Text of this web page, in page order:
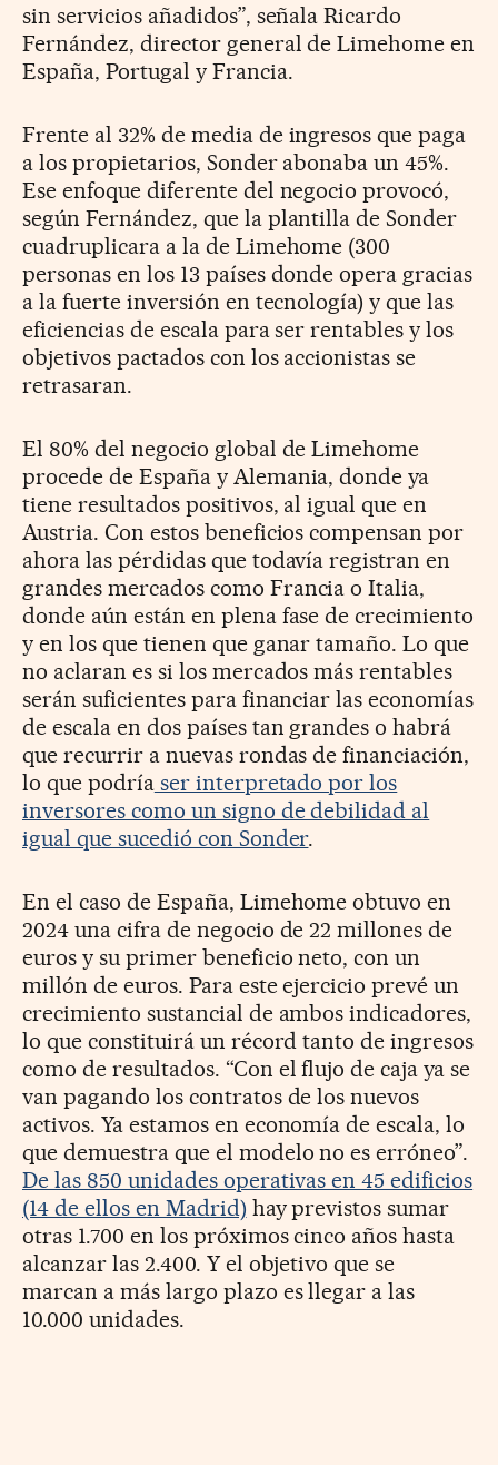
sin servicios añadidos”, señala Ricardo
Fernández, director general de Limehome en
España, Portugal y Francia.
Frente al 32% de media de ingresos que paga
a los propietarios, Sonder abonaba un 45%.
Ese enfoque diferente del negocio provocó,
según Fernández, que la plantilla de Sonder
cuadruplicara a la de Limehome (300
personas en los 13 países donde opera gracias
a la fuerte inversión en tecnología) y que las
eficiencias de escala para ser rentables y los
objetivos pactados con los accionistas se
retrasaran.
El 80% del negocio global de Limehome
procede de España y Alemania, donde ya
tiene resultados positivos, al igual que en
Austria. Con estos beneficios compensan por
ahora las pérdidas que todavía registran en
grandes mercados como Francia o Italia,
donde aún están en plena fase de crecimiento
y en los que tienen que ganar tamaño. Lo que
no aclaran es si los mercados más rentables
serán suficientes para financiar las economías
de escala en dos países tan grandes o habrá
que recurrir a nuevas rondas de financiación,
lo que podríaser interpretado por los
inversores como un signo de debilidad al
igual que sucedió con Sonder.
En el caso de España, Limehome obtuvo en
2024 una cifra de negocio de 22 millones de
euros y su primer beneficio neto, con un
millón de euros. Para este ejercicio prevé un
crecimiento sustancial de ambos indicadores,
lo que constituirá un récord tanto de ingresos
como de resultados. “Con el flujo de caja ya se
van pagando los contratos de los nuevos
activos. Ya estamos en economía de escala, lo
que demuestra que el modelo no es erróneo”.
De las 850 unidades operativas en 45 edificios
(14 de ellos en Madrid) hay previstos sumar
otras 1.700 en los próximos cinco años hasta
alcanzar las 2.400. Y el objetivo que se
marcan a más largo plazo es llegar a las
10.000 unidades.